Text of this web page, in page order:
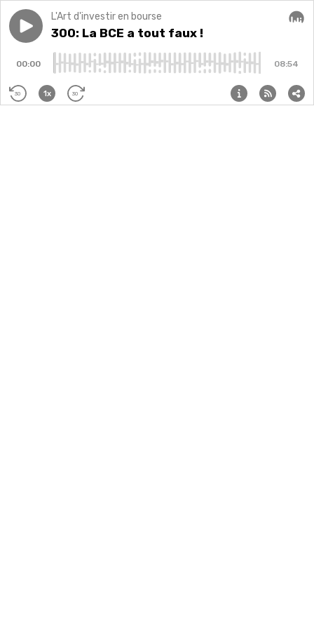
Play episode 300: La BCE a tout faux !
L'Art d'investir en bourse
300: La BCE a tout faux !
00:00 08:54
30 1x 30